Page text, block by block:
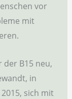
vor
mit
B15 neu,
in
sich mit